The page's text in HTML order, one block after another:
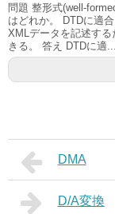
問題 整形式(well-
はどれか。 DTDに適
XMLデータを記述す
きる。 答え DTDに適...
DMA
D/A変換